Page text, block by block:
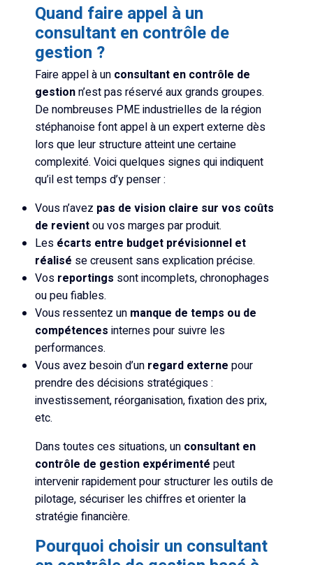
Quand faire appel à un
consultant en contrôle de
gestion ?
Faire appel à un consultant en contrôle de
gestionn’est pas réservé aux grands groupes.
De nombreuses PME industrielles de la région
stéphanoise font appel à un expert externe dès
lors que leur structure atteint une certaine
complexité. Voici quelques signes qui indiquent
qu’il est temps d’y penser :
Vous n’avez pas de vision claire sur vos coûts
de revientou vos marges par produit.
Les écarts entre budget prévisionnel et
réalisé se creusent sans explication précise.
Vos reportings sont incomplets, chronophages
ou peu fiables.
Vous ressentez un manque de temps ou de
compétences internes pour suivre les
performances.
Vous avez besoin d’un regard externe pour
prendre des décisions stratégiques :
investissement, réorganisation, fixation des prix,
etc.
Dans toutes ces situations, un consultant en
contrôle de gestion expérimenté peut
intervenir rapidement pour structurer les outils de
pilotage, sécuriser les chiffres et orienter la
stratégie financière.
Pourquoi choisir un consultant